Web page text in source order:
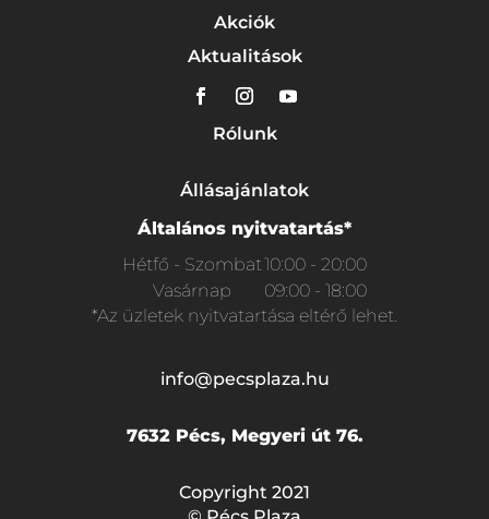
Akciók
Aktualitások
Rólunk
Állásajánlatok
Általános nyitvatartás*
Hétfő - Szombat10:00 - 20:00
Vasárnap
09:00 - 18:00
*Az üzletek nyitvatartása eltérő lehet.
info@pecsplaza.hu
7632 Pécs, Megyeri út 76.
Copyright 2021